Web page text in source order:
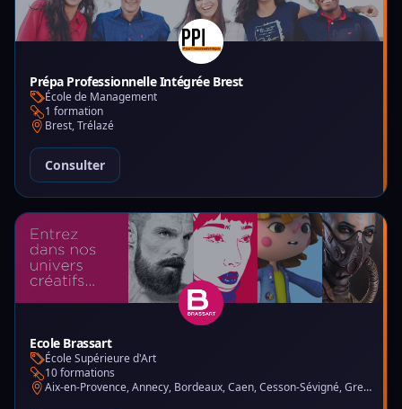
Prépa Professionnelle Intégrée Brest
École de Management
1 formation
Brest, Trélazé
Consulter
Ecole Brassart
École Supérieure d'Art
10 formations
Aix-en-Provence, Annecy, Bordeaux, Caen, Cesson-Sévigné, Grenoble, Lille, Lyon, Montpellier, Nantes, Nice, Paris, Toulouse, Tours